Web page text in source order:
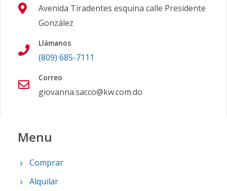
Avenida Tiradentes esquina calle Presidente
González
Llámanos
(809) 685-7111
Correo
giovanna.sacco@kw.com.do
Menu
Comprar
Alquilar